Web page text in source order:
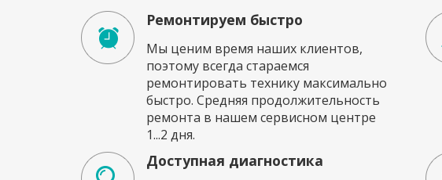
Ремонтируем быстро
Мы ценим время наших клиентов,
поэтому всегда стараемся
ремонтировать технику максимально
быстро. Средняя продолжительность
ремонта в нашем сервисном центре
1...2 дня.
Доступная диагностика